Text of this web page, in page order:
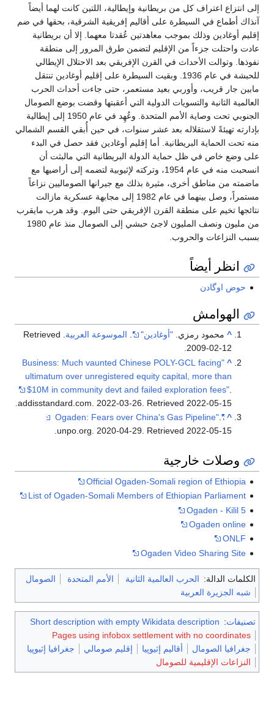
إلى انتزاع اعتراف كل من بريطانية وإيطالية، اللتين كانت لهما أيضاً
آنذاك أطماع في السيطرة على أقاليم إفريقية الشرقية، بحقها في ضم
إقليم أوغادين وذلك بموجب معاهدتين عُقدتا معهما. إلا أن بريطانية
عادت واحتلت جزءاً من الإقليم لتضمن طرق المرور إلى منطقة
نفوذها. وتوالت الأحداث في القرن الإفريقي بعد الاحتلال الإيطالي
للحبشة في عام 1936. وبقيت السيطرة على إقليم أوغادين تنتقل
مابين جار قريب، وأوربي بعيد مستعمر، حتى جاءت أحداث الحرب
العالمية الثانية والتسويات الدولية التي أعقبتها وقضت بوضع الصومال
الجنوبي تحت وصاية الأمم المتحدة. وعُهِد في عام 1950 إلى إيطالية
بإدارته تهيئةً لاستقلاله بعد عشر سنوات، في حين أُبقي القسم الشمالي
منه تحت الحماية البريطانية. أما إقليم أوغادين فقد حصل في البدء
على وضع خاص في ظل حماية الدولة البريطانية التي مالبثت أن
انسحبت منه في عام 1954، وتركته لإثيوبية لتضمه إلى أراضيها مع
ماضمته من مناطق أخرى، مثيرة بذلك مع جيرانها الصوماليين نزاعاً
مستمراً، وصل بينهما في عام 1982 إلى مجابهة عسكرية مازالت
نتائجها تخيم على منطقة القرن الإفريقي حتى اليوم. وقد هرب مايقرب
من مليون ونصف المليون لاجئ حبشي إلى الصومال منذ عام 1980
بسبب النزاعات والحروب.
انظر أيضاً
حوض اوگادن
الهوامش
^ محمود رمزي. "أوغادين" . الموسوعة العربية. Retrieved
2009-02-12
.
^
"Business: Much vaunted Chinese POLY-GCL facing
ultimatum over unregistered equity capital, more than
$10M in community devt and failed exploration fees"
addisstandard.com. 2022-03-26 . Retrieved 2022-05-15
.
^
"Ogaden: Fears over China's Gas Pipeline"
.
unpo.org. 2020-04-29. Retrieved2022-05-15
.
وصلات خارجية
Official Ogaden-Somali region of Ethiopia
List of Ogaden-Somali Members of Ethiopian Parliament
Ogaden - Kilil 5
Ogaden online
ONLF
Ogaden Video Sharing Site
الكلمات الدالة: الحرب العالمية الثانية الأمم المتحدة
الصومال
شبه الجزيرة العربية
تصنيفات:
Short description with empty Wikidata description
Pages using infobox settlement with no coordinates
جغرافيا الصومال
أقاليم إثيوپيا إقليم صومالي
جغرافيا إثيوپيا
النزاعات الإقليمية للصومال